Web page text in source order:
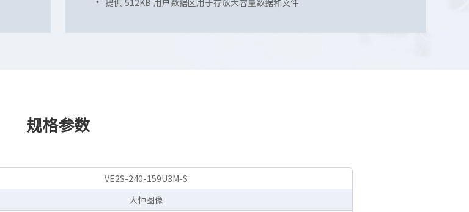
提供 512KB 用户数据区用于存放大容量数据和文件
规格参数
VE2S-240-159U3M-S
大恒图像